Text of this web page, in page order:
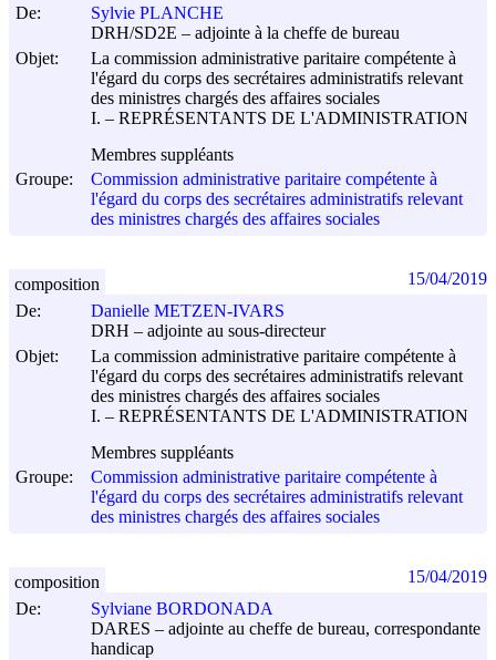
De:
Sylvie PLANCHE
DRH/SD2E – adjointe à la cheffe de bureau
Objet:
La commission administrative paritaire compétente à
l'égard du corps des secrétaires administratifs relevant
des ministres chargés des affaires sociales
I. – REPRÉSENTANTS DE L'ADMINISTRATION
Membres suppléants
Groupe:
Commission administrative paritaire compétente à
l'égard du corps des secrétaires administratifs relevant
des ministres chargés des affaires sociales
De:
Danielle METZEN-IVARS
DRH – adjointe au sous-directeur
Objet:
La commission administrative paritaire compétente à
l'égard du corps des secrétaires administratifs relevant
des ministres chargés des affaires sociales
I. – REPRÉSENTANTS DE L'ADMINISTRATION
Membres suppléants
Groupe:
Commission administrative paritaire compétente à
l'égard du corps des secrétaires administratifs relevant
des ministres chargés des affaires sociales
composition 15/04/2019
De:
Sylviane BORDONADA
DARES – adjointe au cheffe de bureau, correspondante
handicap
composition 15/04/2019